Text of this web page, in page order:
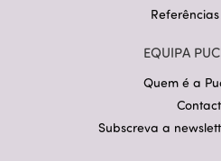
Referências
EQUIPA
Quem é a
Subscreva a